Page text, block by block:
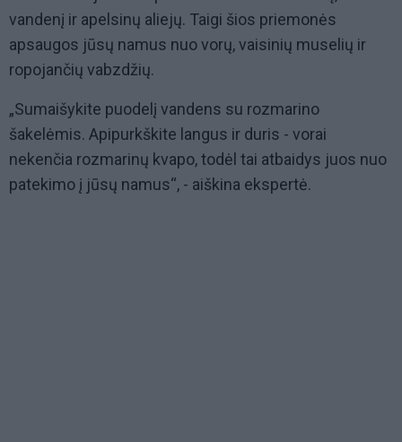
vandenį ir apelsinų aliejų. Taigi šios priemonės
apsaugos jūsų namus nuo vorų, vaisinių muselių ir
ropojančių vabzdžių.
„Sumaišykite puodelį vandens su rozmarino
šakelėmis. Apipurkškite langus ir duris - vorai
nekenčia rozmarinų kvapo, todėl tai atbaidys juos nuo
patekimo į jūsų namus“, - aiškina ekspertė.